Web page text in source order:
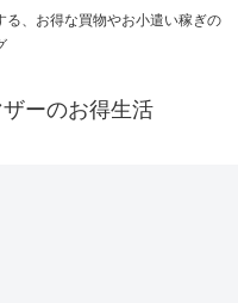
、お得な買物やお小遣い稼ぎの
ーのお得生活